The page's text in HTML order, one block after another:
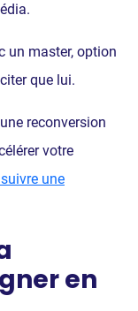
un master, option
que lui.
reconversion
votre
suivre une
en